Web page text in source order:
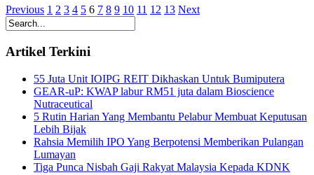
Previous 1 2 3 4 5 6 7 8 9 10 11 12 13 Next
Artikel Terkini
55 Juta Unit IOIPG REIT Dikhaskan Untuk Bumiputera
GEAR-uP: KWAP labur RM51 juta dalam Bioscience
Nutraceutical
5 Rutin Harian Yang Membantu Pelabur Membuat Keputusan
Lebih Bijak
Rahsia Memilih IPO Yang Berpotensi Memberikan Pulangan
Lumayan
Tiga Punca Nisbah Gaji Rakyat Malaysia Kepada KDNK